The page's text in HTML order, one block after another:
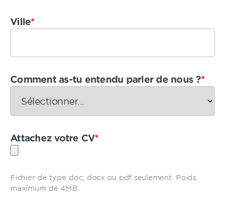
Ville*
Comment as-tu entendu parler de nous ?*
Attachez votre CV*
Fichier de type doc, docx ou pdf seulement. Poids
maximum de 4MB.